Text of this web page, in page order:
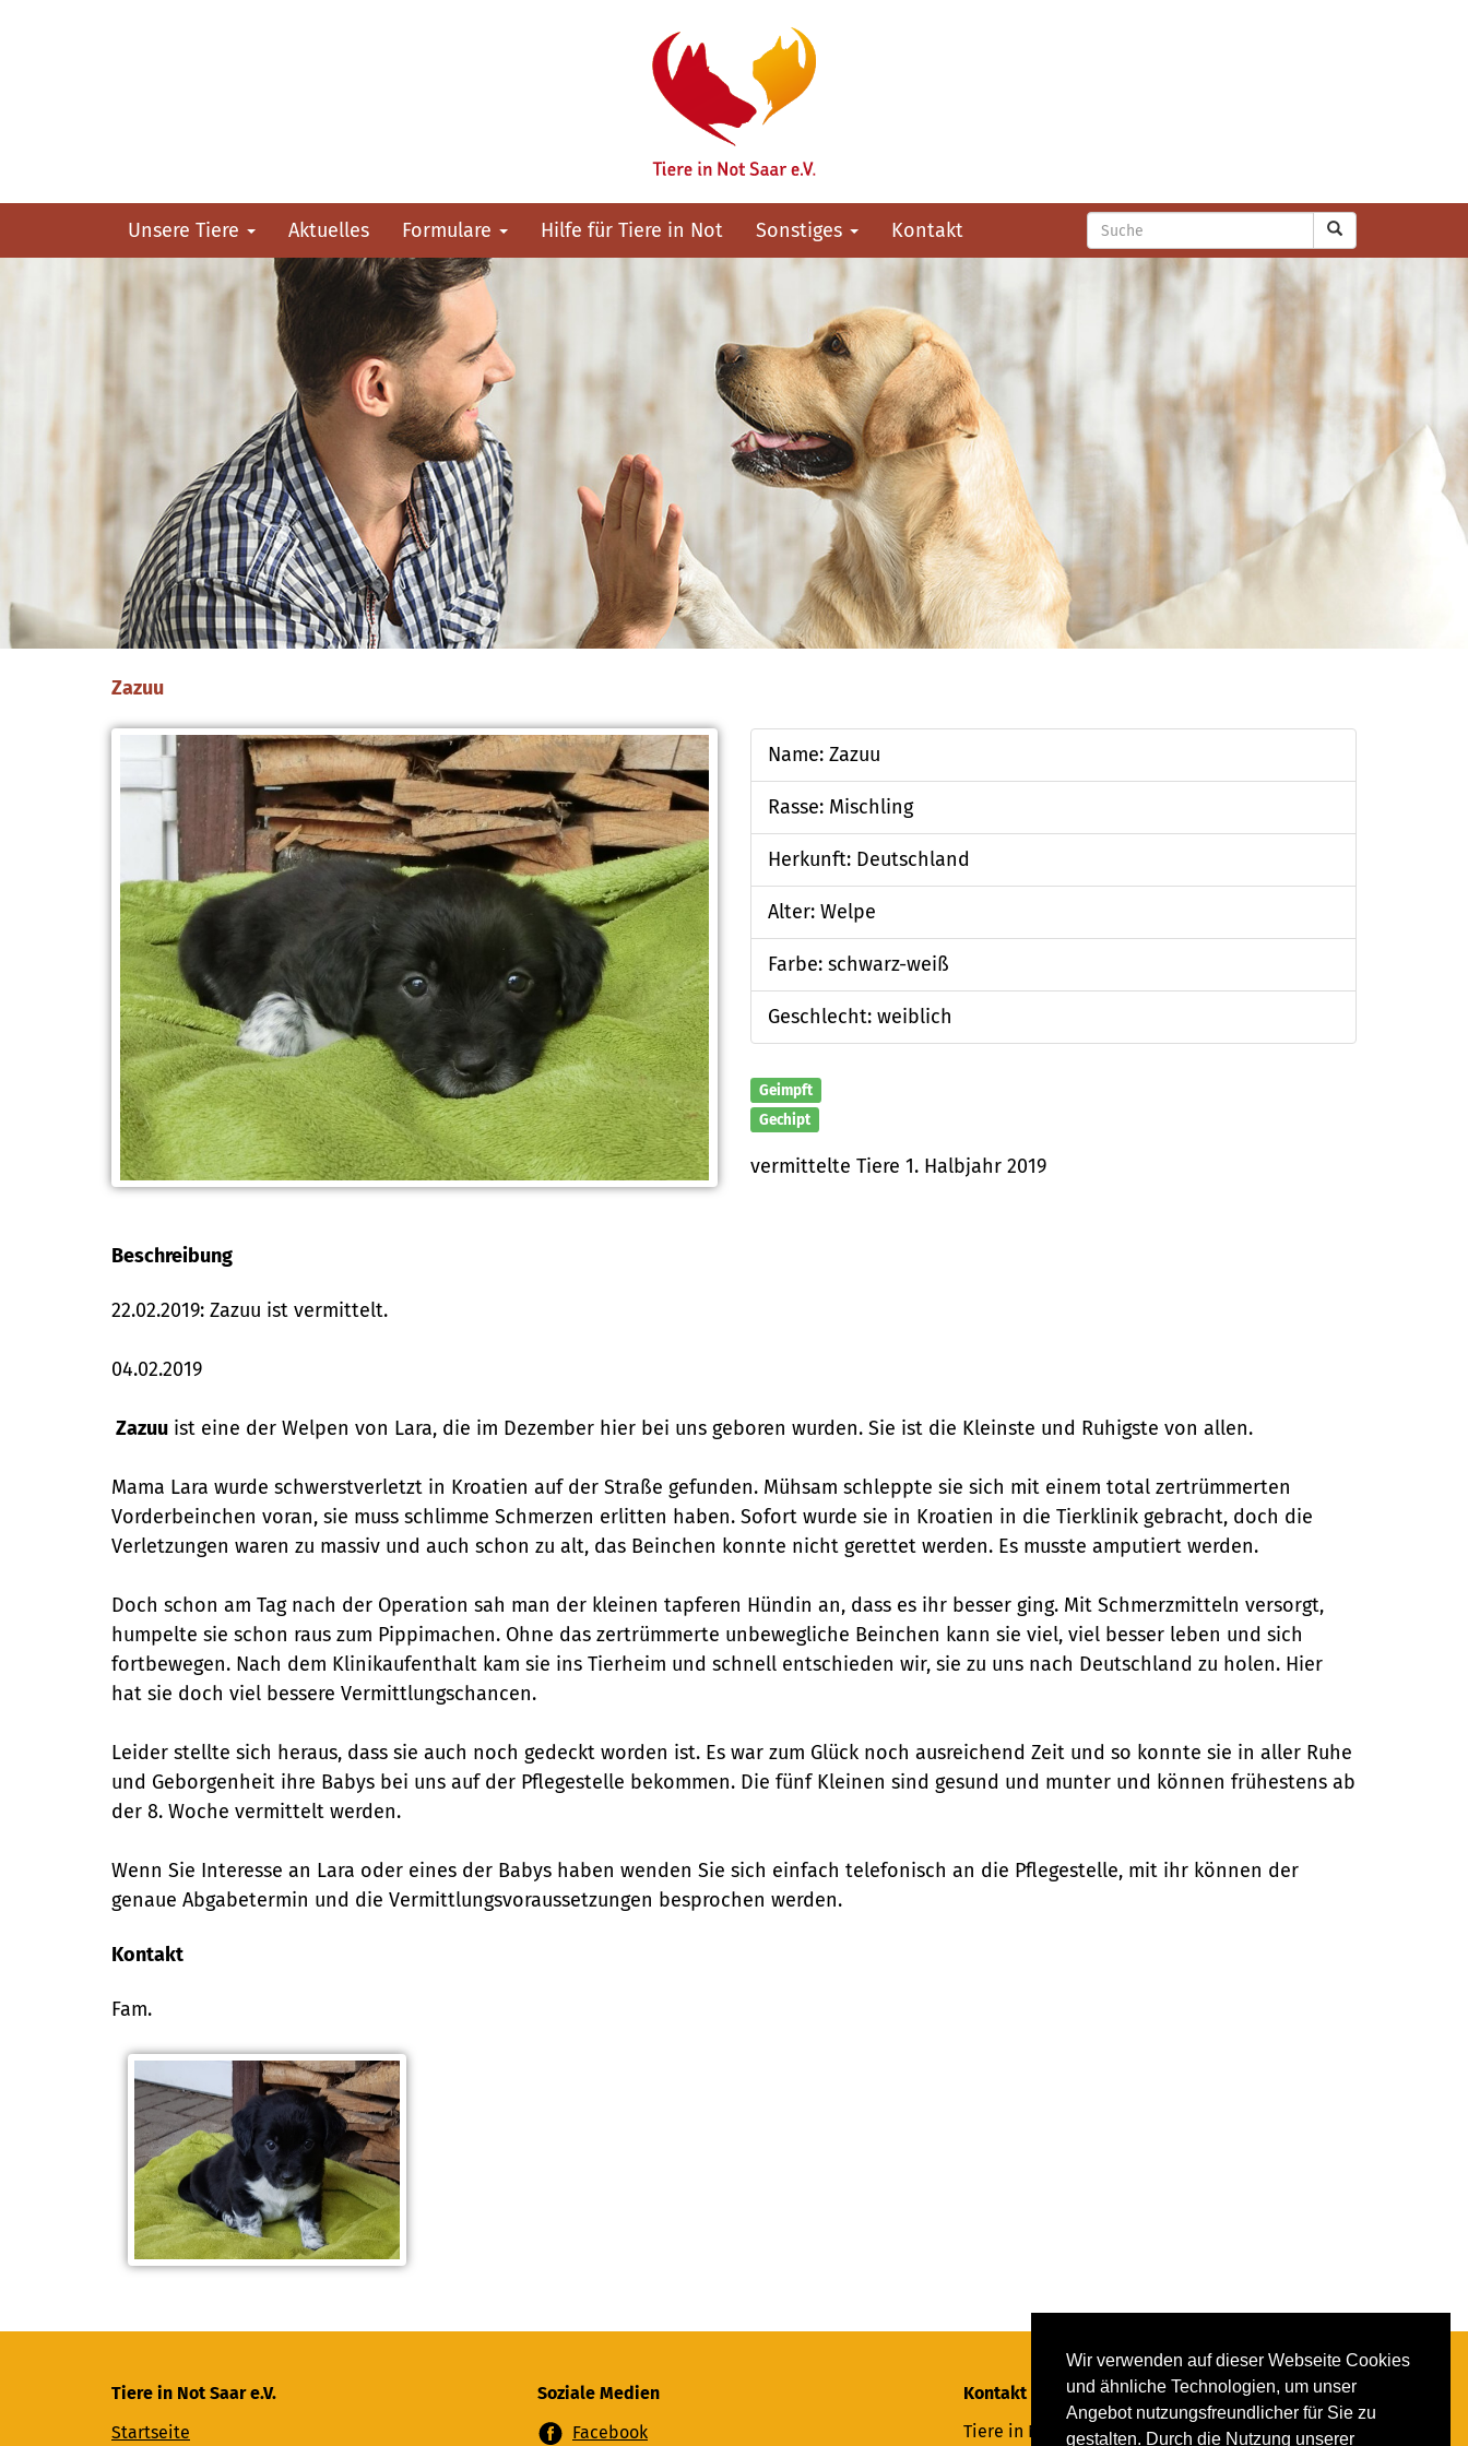
Wir verwenden auf dieser Webseite Cookies
und ähnliche Technologien, um unser
Angebot nutzungsfreundlicher für Sie zu
gestalten. Durch die Nutzung unserer
Unsere Tiere Aktuelles Formulare Hilfe für Tiere in Not Sonstiges Kontakt
Zazuu
Name: Zazuu
Rasse: Mischling
Herkunft: Deutschland
Alter: Welpe
Farbe: schwarz-weiß
Geschlecht: weiblich
Geimpft
Gechipt
vermittelte Tiere 1. Halbjahr 2019
Beschreibung
22.02.2019: Zazuu ist vermittelt.
04.02.2019
Zazuu ist eine der Welpen von Lara, die im Dezember hier bei uns geboren wurden. Sie ist die Kleinste und Ruhigste von allen.
Mama Lara wurde schwerstverletzt in Kroatien auf der Straße gefunden. Mühsam schleppte sie sich mit einem total zertrümmerten
Vorderbeinchen voran, sie muss schlimme Schmerzen erlitten haben. Sofort wurde sie in Kroatien in die Tierklinik gebracht, doch die
Verletzungen waren zu massiv und auch schon zu alt, das Beinchen konnte nicht gerettet werden. Es musste amputiert werden.
Doch schon am Tag nach der Operation sah man der kleinen tapferen Hündin an, dass es ihr besser ging. Mit Schmerzmitteln versorgt,
humpelte sie schon raus zum Pippimachen. Ohne das zertrümmerte unbewegliche Beinchen kann sie viel, viel besser leben und sich
fortbewegen. Nach dem Klinikaufenthalt kam sie ins Tierheim und schnell entschieden wir, sie zu uns nach Deutschland zu holen. Hier
hat sie doch viel bessere Vermittlungschancen.
Leider stellte sich heraus, dass sie auch noch gedeckt worden ist. Es war zum Glück noch ausreichend Zeit und so konnte sie in aller Ruhe
und Geborgenheit ihre Babys bei uns auf der Pflegestelle bekommen. Die fünf Kleinen sind gesund und munter und können frühestens ab
der 8. Woche vermittelt werden.
Wenn Sie Interesse an Lara oder eines der Babys haben wenden Sie sich einfach telefonisch an die Pflegestelle, mit ihr können der
genaue Abgabetermin und die Vermittlungsvoraussetzungen besprochen werden.
Kontakt
Fam.
Tiere in Not Saar e.V.
Startseite
Soziale Medien
Facebook
Kontakt
Tiere in Not Saar e.V.